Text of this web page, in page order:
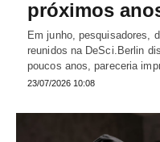
próximos
Em junho, pesquisadores,
reunidos na DeSci.Berlin
poucos anos, pareceria
23/07/2026 10:08